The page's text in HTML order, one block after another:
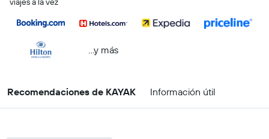
...y más
Recomendaciones de KAYAK Información útil